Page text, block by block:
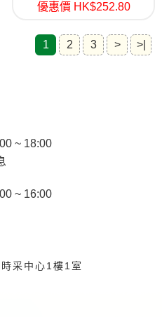
優惠價 HK$252.80
1 2 3 > >|
~ 18:00
~ 16:00
采中心1樓1室